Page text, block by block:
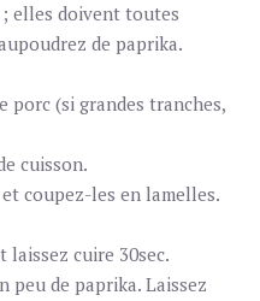
; elles doivent toutes
de paprika.
porc (si grandes tranches,
cuisson.
coupez-les en lamelles.
laissez cuire 30sec.
peu de paprika. Laissez